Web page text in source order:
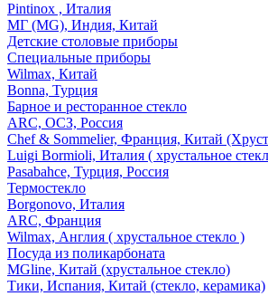
Pintinox , Италия
МГ (MG), Индия, Китай
Детские столовые приборы
Специальные приборы
Wilmax, Китай
Bonna, Турция
Барное и ресторанное стекло
ARC, ОСЗ, Россия
Chef & Sommelier, Франция, Китай
Luigi Bormioli, Италия ( хрустальное
Pasabahce, Турция, Россия
Термостекло
Borgonovo, Италия
ARC, Франция
Wilmax, Англия ( хрустальное стекло )
Посуда из поликарбоната
MGline, Китай (хрустальное стекло)
Тики, Испания, Китай (стекло, керамика)